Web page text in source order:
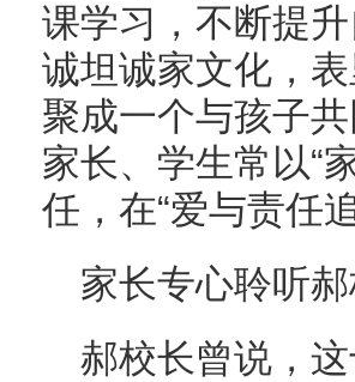
课学习，不断提
诚坦诚家文化，
聚成一个与孩子
家长、学生常以“
任，在“爱与责任
家长专心聆听
郝校长曾说，